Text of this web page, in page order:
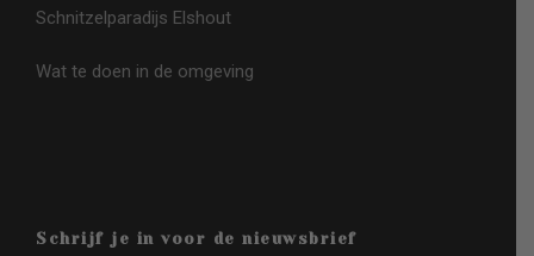
Schnitzelparadijs Elshout
Wat te doen in de omgeving
Schrijf je in voor de nieuwsbrief